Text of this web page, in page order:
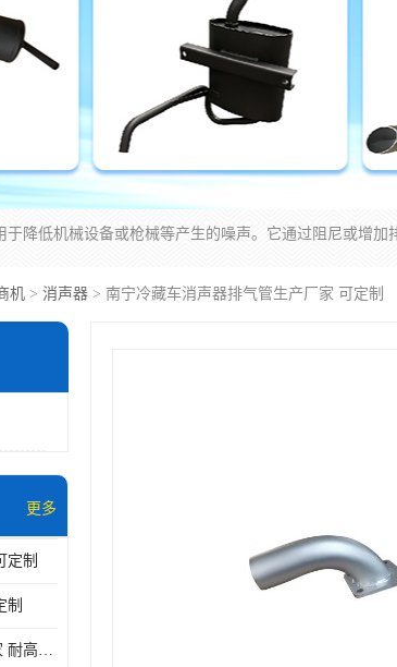
机 > 消声器 > 南宁冷藏车消声器排气管生产厂家 可定制
更多
定制
制
石家庄消声器生产厂家 耐高温-尺寸可定制